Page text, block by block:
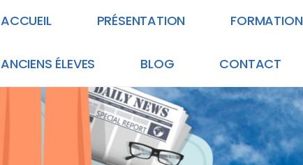
ACCUEIL PRÉSENTATION FORMATION
ANCIENS ÉLEVES BLOG CONTACT